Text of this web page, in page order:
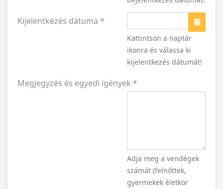
Kijelentkezés dátuma *
Naptár
Kattintson a naptár
ikonra és válassa ki
kijelentkezés dátumát!
Megjegyzés és egyedi igények *
Adja meg a vendégek
számát (felnőttek,
gyermekek életkor